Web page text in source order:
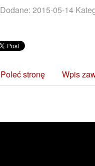
Dodane: 2015-05-14
Poleć stronę Wpis